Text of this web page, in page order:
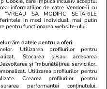
15:11
Migrarea
Guvernamental
din
informatiilor de catre Vendor-ii cu
SA MODIFIC SETARILE
in mod individual, mai putin
pentru functionarea website-ului.
datele pentru a oferi:
Utilizarea profilurilor pentru
Stocarea și/sau accesarea
și îmbunătățirea serviciilor.
Utilizarea profilurilor pentru
Crearea profilurilor pentru
performanței conținutului.